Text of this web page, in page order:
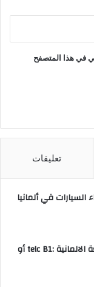
في هذا المتصفح
تعليقات
نماذج امتحان B1 في اللغة الالمانية :telc B1 أو